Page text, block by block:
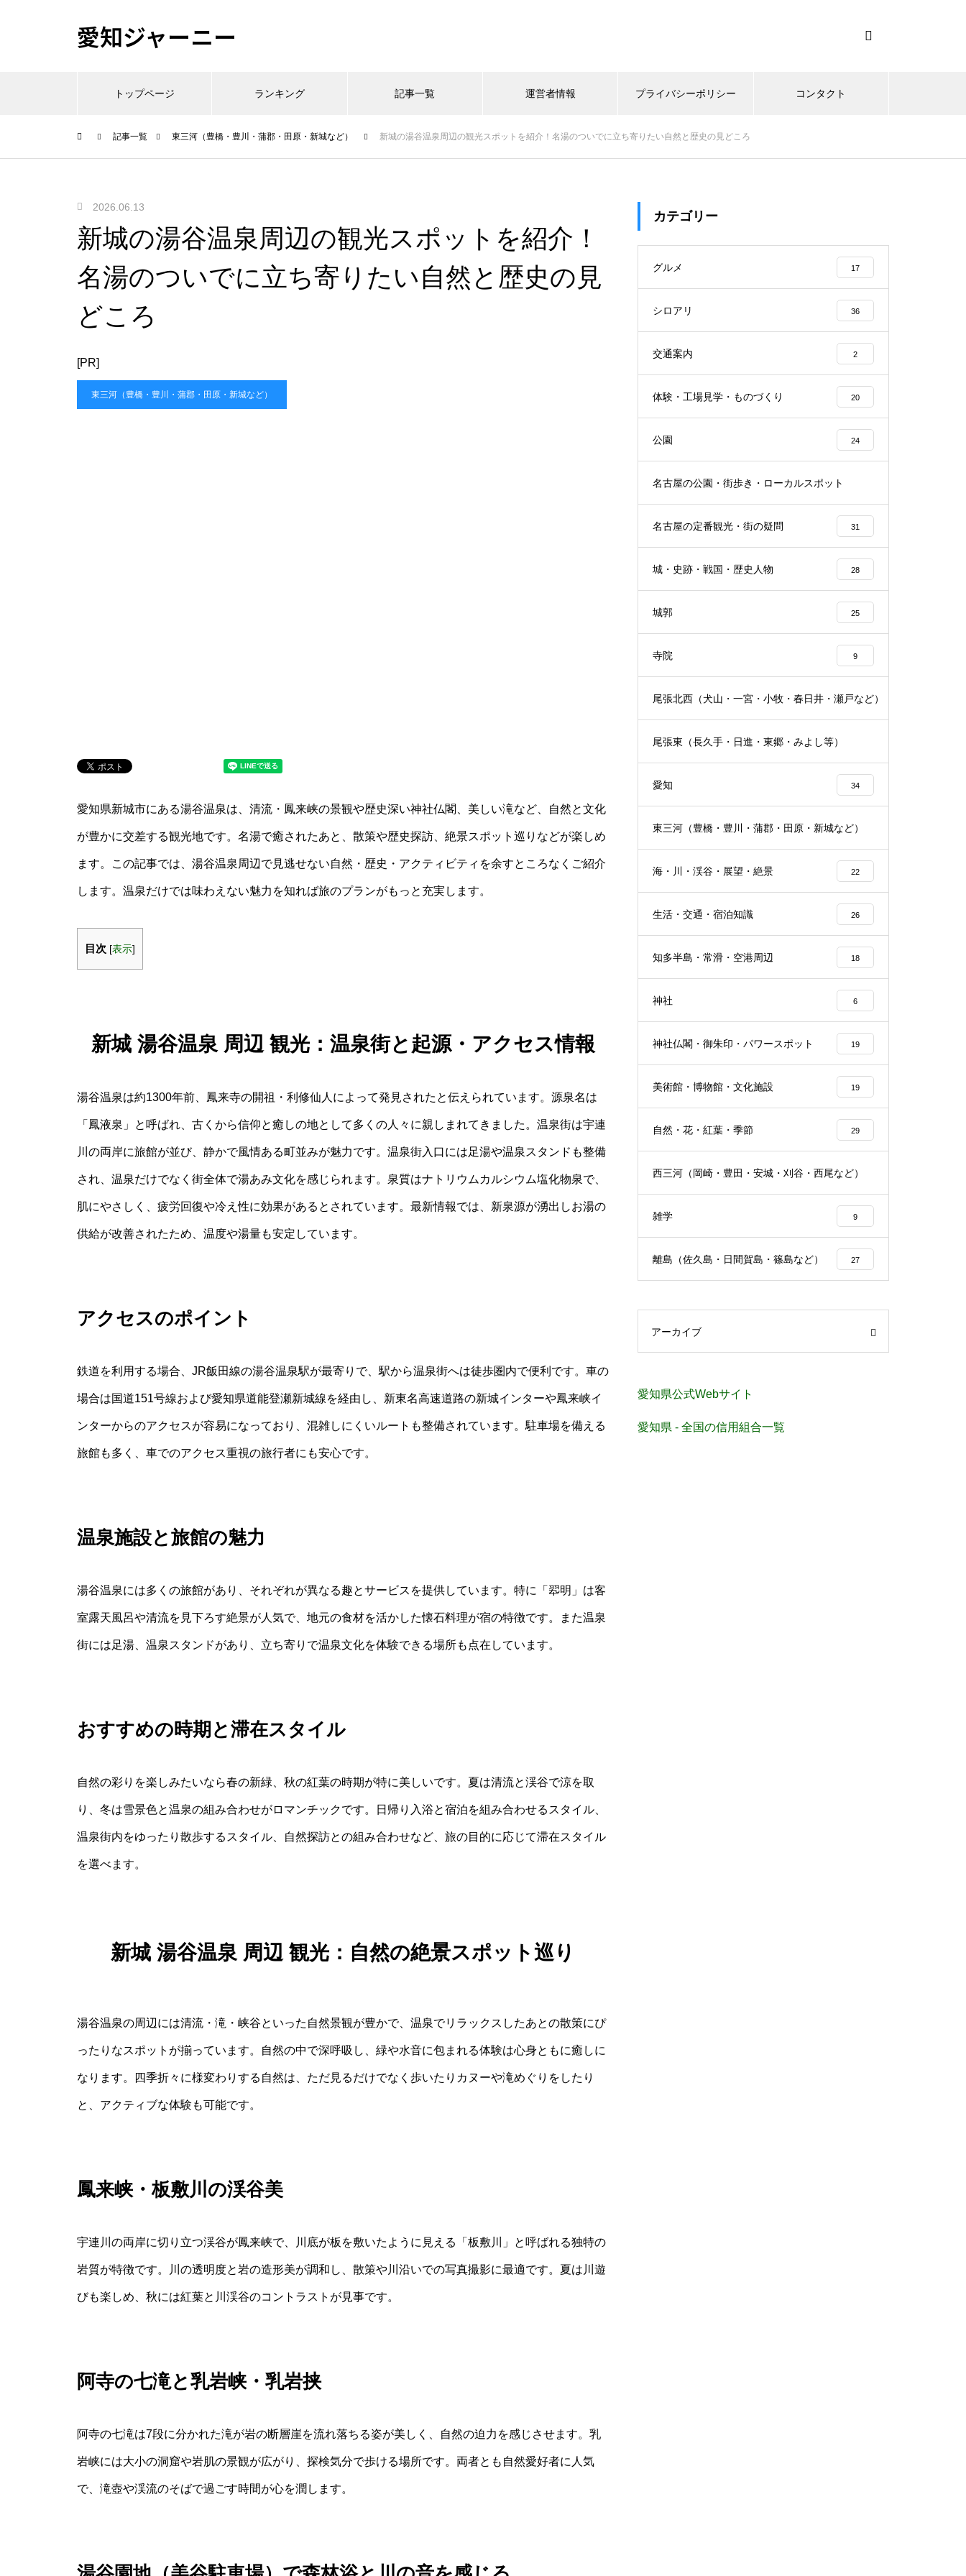
愛知ジャーニー
トップページ ランキング 記事一覧 運営者情報 プライバシーポリシー コンタクト
記事一覧 東三河（豊橋・豊川・蒲郡・田原・新城など） 新城の湯谷温泉周辺の観光スポットを紹介！名湯のついでに立ち寄りたい自然と歴史の見どころ
2026.06.13
新城の湯谷温泉周辺の観光スポットを紹介！
名湯のついでに立ち寄りたい自然と歴史の見
どころ
[PR]
東三河（豊橋・豊川・蒲郡・田原・新城など）
愛知県新城市にある湯谷温泉は、清流・鳳来峡の景観や歴史深い神社仏閣、美しい滝など、自然と文化
が豊かに交差する観光地です。名湯で癒されたあと、散策や歴史探訪、絶景スポット巡りなどが楽しめ
ます。この記事では、湯谷温泉周辺で見逃せない自然・歴史・アクティビティを余すところなくご紹介
します。温泉だけでは味わえない魅力を知れば旅のプランがもっと充実します。
目次 [表示]
新城 湯谷温泉 周辺 観光：温泉街と起源・アクセス情報
湯谷温泉は約1300年前、鳳来寺の開祖・利修仙人によって発見されたと伝えられています。源泉名は
「鳳液泉」と呼ばれ、古くから信仰と癒しの地として多くの人々に親しまれてきました。温泉街は宇連
川の両岸に旅館が並び、静かで風情ある町並みが魅力です。温泉街入口には足湯や温泉スタンドも整備
され、温泉だけでなく街全体で湯あみ文化を感じられます。泉質はナトリウムカルシウム塩化物泉で、
肌にやさしく、疲労回復や冷え性に効果があるとされています。最新情報では、新泉源が湧出しお湯の
供給が改善されたため、温度や湯量も安定しています。
アクセスのポイント
鉄道を利用する場合、JR飯田線の湯谷温泉駅が最寄りで、駅から温泉街へは徒歩圏内で便利です。車の
場合は国道151号線および愛知県道能登瀬新城線を経由し、新東名高速道路の新城インターや鳳来峡イ
ンターからのアクセスが容易になっており、混雑しにくいルートも整備されています。駐車場を備える
旅館も多く、車でのアクセス重視の旅行者にも安心です。
温泉施設と旅館の魅力
湯谷温泉には多くの旅館があり、それぞれが異なる趣とサービスを提供しています。特に「翆明」は客
室露天風呂や清流を見下ろす絶景が人気で、地元の食材を活かした懐石料理が宿の特徴です。また温泉
街には足湯、温泉スタンドがあり、立ち寄りで温泉文化を体験できる場所も点在しています。
おすすめの時期と滞在スタイル
自然の彩りを楽しみたいなら春の新緑、秋の紅葉の時期が特に美しいです。夏は清流と渓谷で涼を取
り、冬は雪景色と温泉の組み合わせがロマンチックです。日帰り入浴と宿泊を組み合わせるスタイル、
温泉街内をゆったり散歩するスタイル、自然探訪との組み合わせなど、旅の目的に応じて滞在スタイル
を選べます。
新城 湯谷温泉 周辺 観光：自然の絶景スポット巡り
湯谷温泉の周辺には清流・滝・峡谷といった自然景観が豊かで、温泉でリラックスしたあとの散策にぴ
ったりなスポットが揃っています。自然の中で深呼吸し、緑や水音に包まれる体験は心身ともに癒しに
なります。四季折々に様変わりする自然は、ただ見るだけでなく歩いたりカヌーや滝めぐりをしたり
と、アクティブな体験も可能です。
鳳来峡・板敷川の渓谷美
宇連川の両岸に切り立つ渓谷が鳳来峡で、川底が板を敷いたように見える「板敷川」と呼ばれる独特の
岩質が特徴です。川の透明度と岩の造形美が調和し、散策や川沿いでの写真撮影に最適です。夏は川遊
びも楽しめ、秋には紅葉と川渓谷のコントラストが見事です。
阿寺の七滝と乳岩峡・乳岩挟
阿寺の七滝は7段に分かれた滝が岩の断層崖を流れ落ちる姿が美しく、自然の迫力を感じさせます。乳
岩峡には大小の洞窟や岩肌の景観が広がり、探検気分で歩ける場所です。両者とも自然愛好者に人気
で、滝壺や渓流のそばで過ごす時間が心を潤します。
カテゴリー
グルメ 17
シロアリ 36
交通案内 2
体験・工場見学・ものづくり 20
公園 24
名古屋の公園・街歩き・ローカルスポット
名古屋の定番観光・街の疑問 31
城・史跡・戦国・歴史人物 28
城郭 25
寺院 9
尾張北西（犬山・一宮・小牧・春日井・瀬戸など）
尾張東（長久手・日進・東郷・みよし等）
愛知 34
東三河（豊橋・豊川・蒲郡・田原・新城など）
海・川・渓谷・展望・絶景 22
生活・交通・宿泊知識 26
知多半島・常滑・空港周辺 18
神社 6
神社仏閣・御朱印・パワースポット 19
美術館・博物館・文化施設 19
自然・花・紅葉・季節 29
西三河（岡崎・豊田・安城・刈谷・西尾など）
雑学 9
離島（佐久島・日間賀島・篠島など） 27
アーカイブ
愛知県公式Webサイト
愛知県 - 全国の信用組合一覧